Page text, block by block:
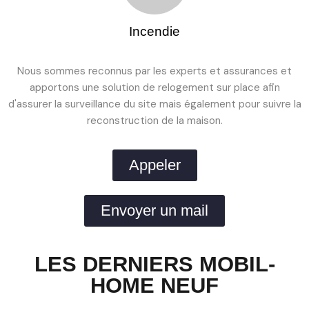
Incendie
Nous sommes reconnus par les experts et assurances et
apportons une solution de relogement sur place afin
d'assurer la surveillance du site mais également pour suivre la
reconstruction de la maison.
Appeler
Envoyer un mail
LES DERNIERS MOBIL-
HOME NEUF